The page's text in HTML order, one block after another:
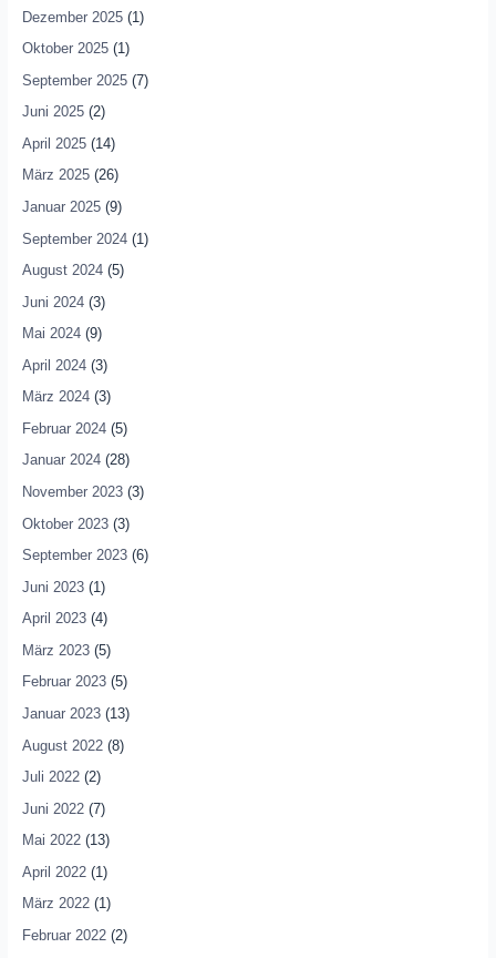
Dezember 2025(1)
Oktober 2025(1)
September 2025(7)
Juni 2025(2)
April 2025(14)
März 2025(26)
Januar 2025(9)
September 2024(1)
August 2024(5)
Juni 2024(3)
Mai 2024(9)
April 2024(3)
März 2024(3)
Februar 2024(5)
Januar 2024(28)
November 2023(3)
Oktober 2023(3)
September 2023(6)
Juni 2023(1)
April 2023(4)
März 2023(5)
Februar 2023(5)
Januar 2023(13)
August 2022(8)
Juli 2022(2)
Juni 2022(7)
Mai 2022(13)
April 2022(1)
März 2022(1)
Februar 2022(2)